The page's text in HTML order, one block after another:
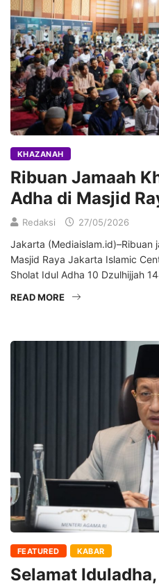
KHAZANAH
Ribuan Jamaah
Adha di Masjid
Redaksi 27/05/2026
Jakarta (Mediaislam.id)–Ribuan
Masjid Raya Jakarta Islamic
Sholat Idul Adha 10 Dzulhijjah
READ MORE
FEATURED KABAR
Selamat